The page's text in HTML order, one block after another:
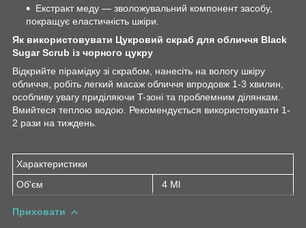
Екстракт меду — зволожувальний компонент засобу,
покращує еластичність шкіри.
Як використовувати Цукровий скраб для обличчя Black
Sugar Scrub із чорного цукру
Відкрийте пірамідку зі скрабом, нанесіть на вологу шкіру
обличчя, робіть легкий масаж обличчя впродовж 1-3 хвилин,
особливу увагу приділяючи T-зоні та проблемним ділянкам.
Вмийтеся теплою водою. Рекомендується використовувати 1-
2 рази на тиждень.
Характеристики
Об'єм
4 Ml
Приховати